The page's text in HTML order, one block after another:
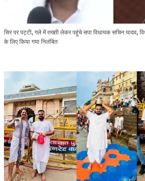
सिर पर पट्टी, गले में तख्ती लेकर पहुंचे सपा विधायक सचिन यादव,
के लिए किया गया निलंबित